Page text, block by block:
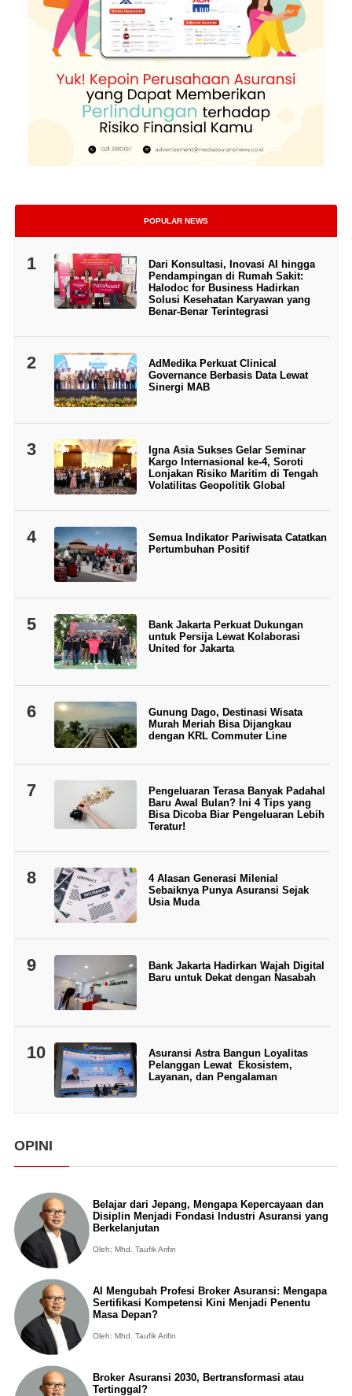
POPULAR NEWS
1
Dari Konsultasi, Inovasi AI hingga
Pendampingan di Rumah Sakit:
Halodoc for Business Hadirkan
Solusi Kesehatan Karyawan yang
Benar-Benar Terintegrasi
2
AdMedika Perkuat Clinical
Governance Berbasis Data Lewat
Sinergi MAB
3
Igna Asia Sukses Gelar Seminar
Kargo Internasional ke-4, Soroti
Lonjakan Risiko Maritim di Tengah
Volatilitas Geopolitik Global
4
Semua Indikator Pariwisata Catatkan
Pertumbuhan Positif
5
Bank Jakarta Perkuat Dukungan
untuk Persija Lewat Kolaborasi
United for Jakarta
6
Gunung Dago, Destinasi Wisata
Murah Meriah Bisa Dijangkau
dengan KRL Commuter Line
7
Pengeluaran Terasa Banyak Padahal
Baru Awal Bulan? Ini 4 Tips yang
Bisa Dicoba Biar Pengeluaran Lebih
Teratur!
8
4 Alasan Generasi Milenial
Sebaiknya Punya Asuransi Sejak
Usia Muda
9
Bank Jakarta Hadirkan Wajah Digital
Baru untuk Dekat dengan Nasabah
10
Asuransi Astra Bangun Loyalitas
Pelanggan Lewat Ekosistem,
Layanan, dan Pengalaman
OPINI
Belajar dari Jepang, Mengapa Kepercayaan dan
Disiplin Menjadi Fondasi Industri Asuransi yang
Berkelanjutan
Oleh: Mhd. Taufik Arifin
AI Mengubah Profesi Broker Asuransi: Mengapa
Sertifikasi Kompetensi Kini Menjadi Penentu
Masa Depan?
Oleh: Mhd. Taufik Arifin
Broker Asuransi 2030, Bertransformasi atau
Tertinggal?